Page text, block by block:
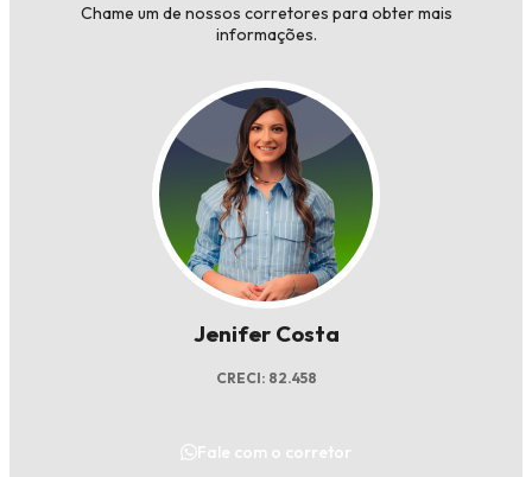
Chame um de nossos corretores para obter mais
informações.
Jenifer Costa
CRECI: 82.458
Fale com o corretor